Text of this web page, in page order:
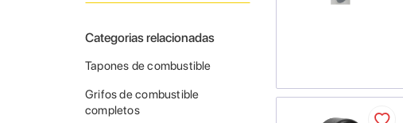
Categorias relacionadas
Tapones de combustible
Grifos de combustible
completos